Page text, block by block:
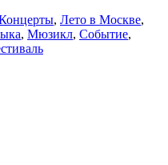
, Лето в Москве,
, Мюзикл, Событие,